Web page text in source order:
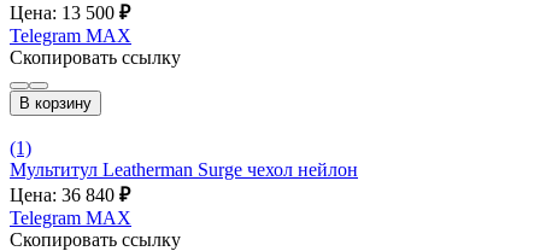
Цена: 13 500 ₽
Telegram MAX
Скопировать ссылку
В корзину
(1)
Мультитул Leatherman Surge чехол нейлон
Цена: 36 840 ₽
Telegram MAX
Скопировать ссылку